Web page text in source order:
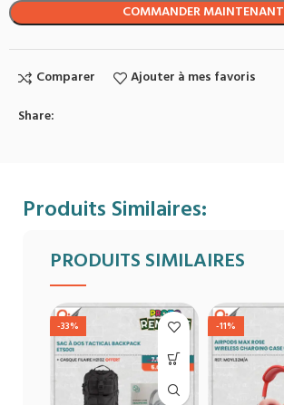
COMMANDER MAINTENANT
Comparer
Ajouter à mes favoris
Share:
Produits Similaires:
PRODUITS SIMILAIRES
-33% -11%